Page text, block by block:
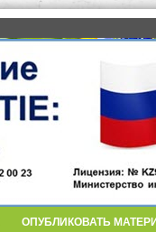
ОПУБЛИКОВАТЬ